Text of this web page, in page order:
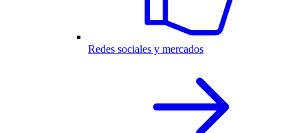
Redes sociales y mercados